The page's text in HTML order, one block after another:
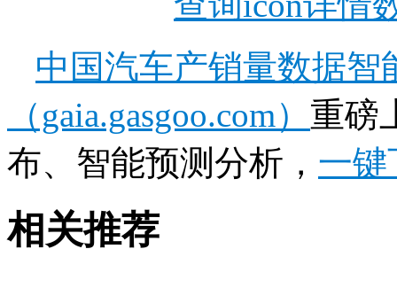
中国汽车产销量数据
（gaia.gasgoo.com） 重磅
布、智能预测分析， 一键
相关推荐